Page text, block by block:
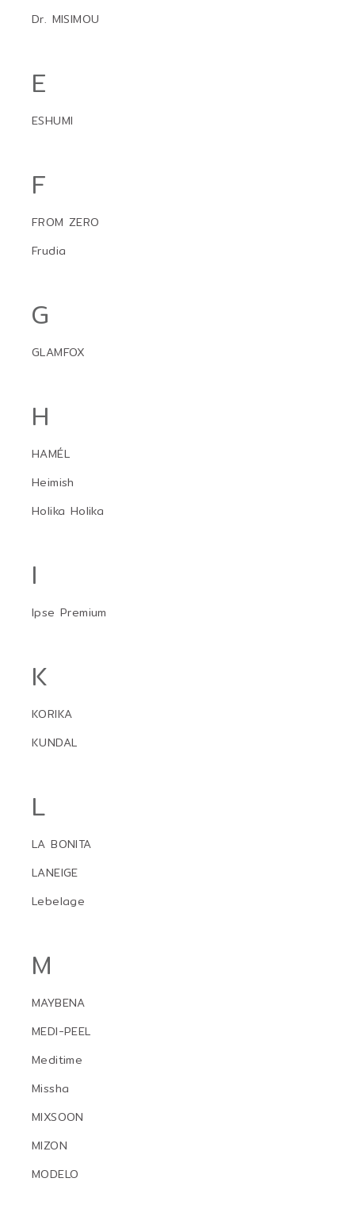
Dr. MISIMOU
E
ESHUMI
F
FROM ZERO
Frudia
G
GLAMFOX
H
HAMÉL
Heimish
Holika Holika
I
Ipse Premium
K
KORIKA
KUNDAL
L
LA BONITA
LANEIGE
Lebelage
M
MAYBENA
MEDI-PEEL
Meditime
Missha
MIXSOON
MIZON
MODELO